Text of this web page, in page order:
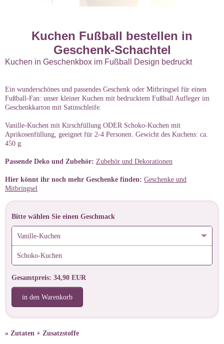
Kuchen Fußball bestellen in
Geschenk-Schachtel
Kuchen in Geschenkbox im Fußball Design bedruckt
Ein wunderschönes und passendes Geschenk oder Mitbringsel für einen
Fußball-Fan: unser kleiner Kuchen mit bedrucktem Fußball Aufleger im
Geschenkkarton mit Satinschleife.
Vanille-Kuchen mit Kirschfüllung ODER Schoko-Kuchen mit
Aprikosenfüllung, geeignet für 2-4 Personen. Gewicht des Kuchens: ca.
450 g.
Passende Deko und Zubehör: Zubehör und Dekorationen
Hier könnt ihr noch mehr Geschenke finden: Geschenke und
Mitbringsel
Bitte wählen Sie einen Geschmack
Vanille-Kuchen
Schoko-Kuchen
Gesamtpreis: 34,90 EUR
in den Warenkorb
» Zutaten + Zusatzstoffe